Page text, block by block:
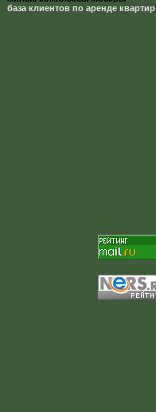
база клиентов по аренде квартир